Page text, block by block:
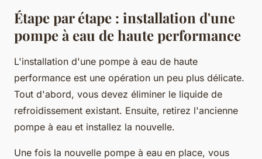
Étape par étape : installation d'une
pompe à eau de haute performance
L'installation d'une pompe à eau de haute
performance est une opération un peu plus délicate.
Tout d'abord, vous devez éliminer le liquide de
refroidissement existant. Ensuite, retirez l'ancienne
pompe à eau et installez la nouvelle.
Une fois la nouvelle pompe à eau en place, vous